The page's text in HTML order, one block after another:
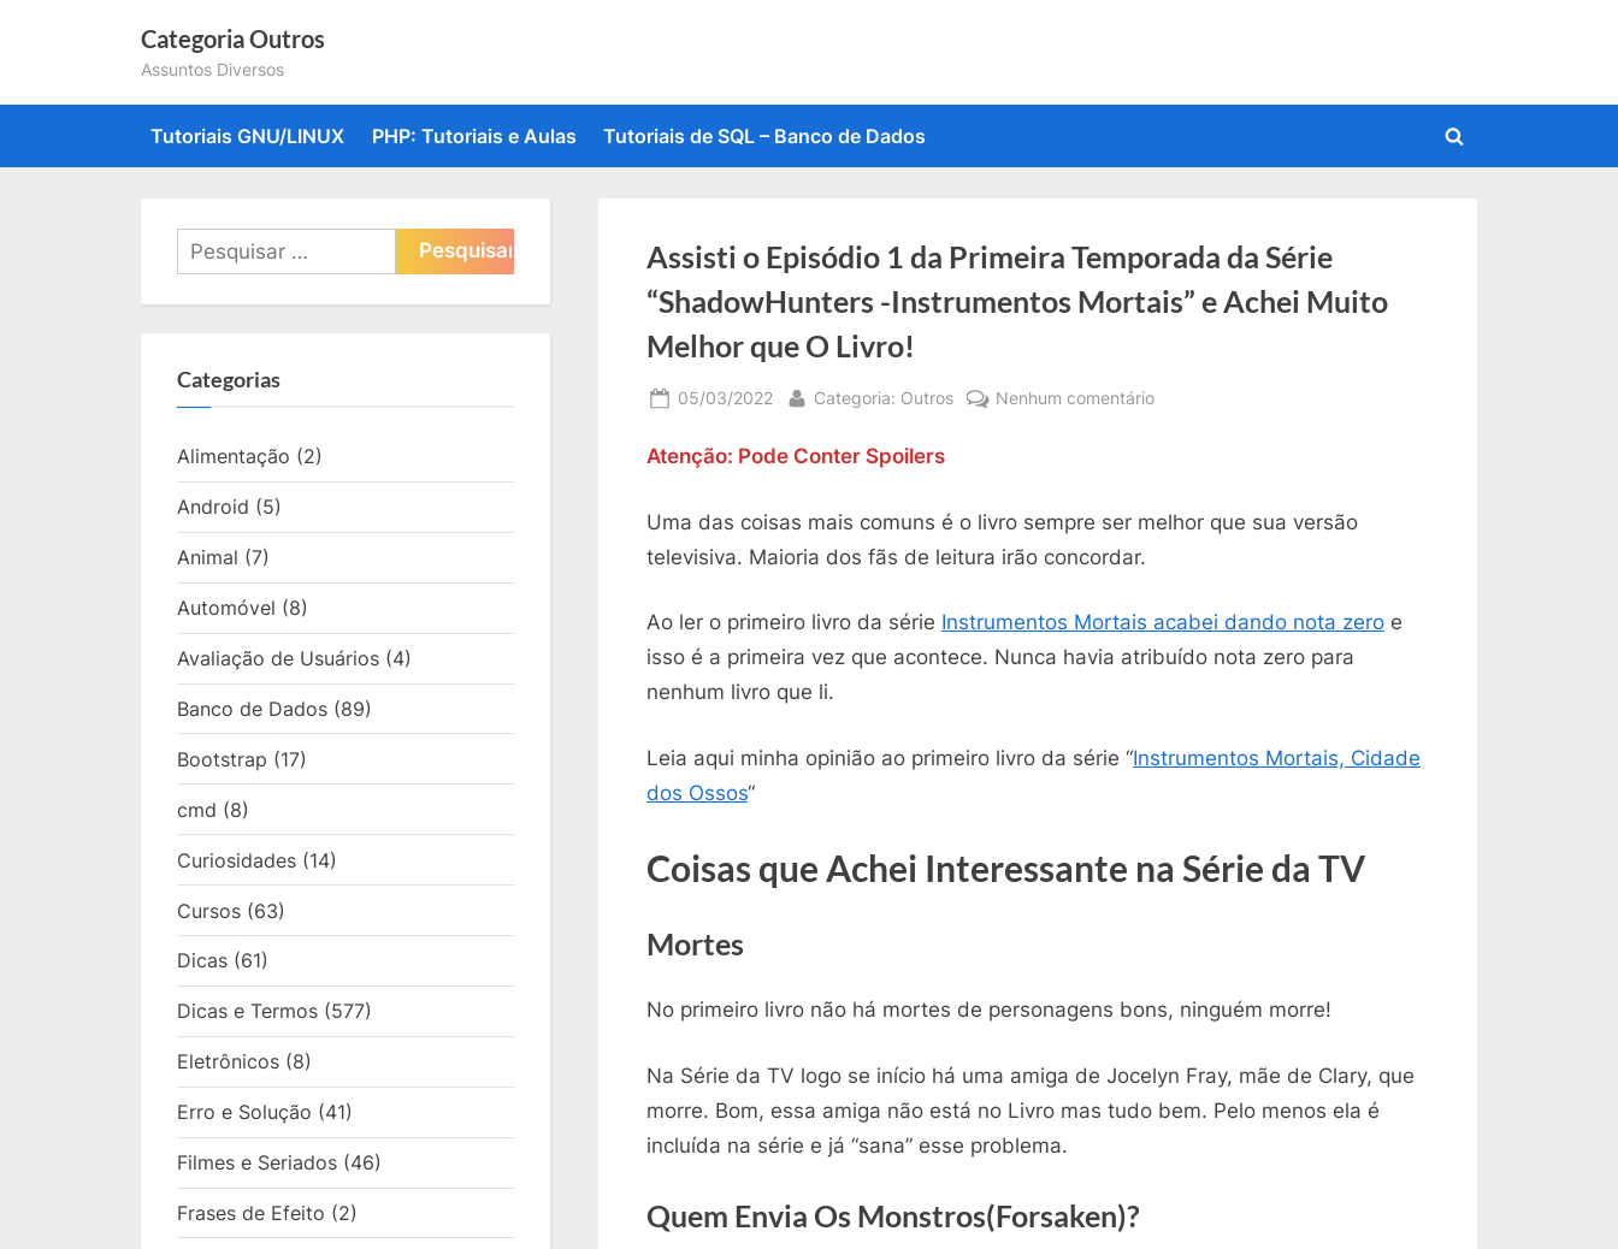
Categoria Outros
Assuntos Diversos
Tutoriais GNU/LINUX PHP: Tutoriais e Aulas Tutoriais de SQL – Banco de Dados
Toggle
Assisti o Episódio 1 da Primeira Temporada da Série
“ShadowHunters -Instrumentos Mortais” e Achei Muito
Melhor que O Livro!
Posted
05/03/2022 By
Categoria: Outros Nenhum comentárioem
1
da
Série
Instrumentos
Muito
Livro!
Atenção: Pode Conter Spoilers
Uma das coisas mais comuns é o livro sempre ser melhor que sua versão
televisiva. Maioria dos fãs de leitura irão concordar.
Ao ler o primeiro livro da série Instrumentos Mortais acabei dando nota zero e
isso é a primeira vez que acontece. Nunca havia atribuído nota zero para
nenhum livro que li.
Leia aqui minha opinião ao primeiro livro da série “Instrumentos Mortais, Cidade
dos Ossos“
Coisas que Achei Interessante na Série da TV
Mortes
No primeiro livro não há mortes de personagens bons, ninguém morre!
Na Série da TV logo se início há uma amiga de Jocelyn Fray, mãe de Clary, que
morre. Bom, essa amiga não está no Livro mas tudo bem. Pelo menos ela é
incluída na série e já “sana” esse problema.
Quem Envia Os Monstros(Forsaken)?
Pesquisar
por:
Categorias
Alimentação (2)
Android (5)
Animal (7)
Automóvel (8)
Avaliação de Usuários (4)
Banco de Dados (89)
Bootstrap (17)
cmd (8)
Curiosidades (14)
Cursos (63)
Dicas (61)
Dicas e Termos (577)
Eletrônicos (8)
Erro e Solução (41)
Filmes e Seriados (46)
Frases de Efeito (2)